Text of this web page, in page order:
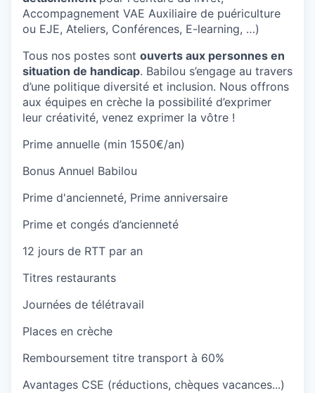
Accompagnement VAE Auxiliaire de puériculture
ou EJE, Ateliers, Conférences, E-learning, …)
Tous nos postes sont ouverts aux personnes en
situation de handicap. Babilou s’engage au travers
d’une politique diversité et inclusion. Nous offrons
aux équipes en crèche la possibilité d’exprimer
leur créativité, venez exprimer la vôtre !
Prime annuelle (min 1550€/an)
Bonus Annuel Babilou
Prime d'ancienneté, Prime anniversaire
Prime et congés d’ancienneté
12 jours de RTT par an
Titres restaurants
Journées de télétravail
Places en crèche
Remboursement titre transport à 60%
Avantages CSE (réductions, chèques vacances...)